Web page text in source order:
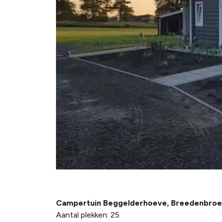
Campertuin Beggelderhoeve,
Aantal plekken: 25